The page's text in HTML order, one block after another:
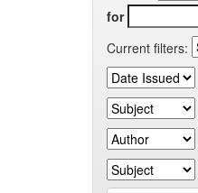
for
Current filters: